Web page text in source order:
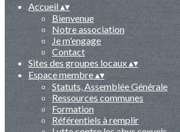
Accueil▴▾
Bienvenue
Notre association
Je m'engage
Contact
Sites des groupes locaux▴▾
Espace membre▴▾
Statuts, Assemblée Générale
Ressources communes
Formation
Référentiels à remplir